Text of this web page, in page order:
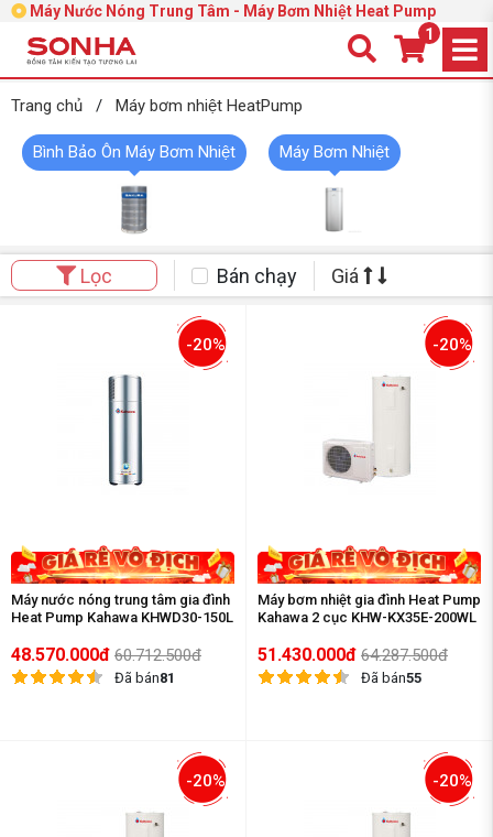
Máy Nước Nóng Trung Tâm - Máy Bơm Nhiệt Heat Pump
1
Trang chủ / Máy bơm nhiệt HeatPump
Bình Bảo Ôn Máy Bơm Nhiệt Máy Bơm Nhiệt
Lọc Bán chạy Giá
-20%
Máy nước nóng trung tâm gia đình
Heat Pump Kahawa KHWD30-150L
48.570.000đ 60.712.500đ
Đã bán81
-20%
Máy bơm nhiệt gia đình Heat Pump
Kahawa 2 cục KHW-KX35E-200WL
51.430.000đ 64.287.500đ
Đã bán55
-20% -20%